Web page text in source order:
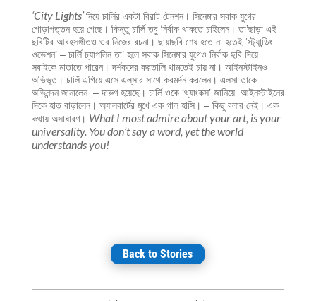
‘City Lights’ নিয়ে চার্লির একটা বিরাট টেনশন। সিনেমার সবাক যুগের
গোড়াপত্তন হয়ে গেছে। কিন্তু চার্লি তবু নির্বাক থাকতে চাইলেন। তা’ছাড়া এই
ছবিটির আবহসঙ্গীতও ওর নিজের রচনা। ছায়াছবি শেষ হতে না হতেই ‘স্ট্যান্ডিং
ওভেশন’ – চার্লি চ্যাপলিন তা’ হলে সবাক সিনেমার যুগেও নির্বাক ছবি দিয়ে
সবাইকে মাতাতে পারেন। দর্শকদের করতালি থামতেই চায় না। আইনস্টাইনও
অভিভূত। চার্লি এগিয়ে এসে এল্‌সার সাথে করমর্দন করলেন। এলসা তাকে
অভিনন্দন জানালেন – দারুণ হয়েছে। চার্লি ওকে ‘থ্যাংকস’ জানিয়ে আইনস্টাইনের
দিকে হাত বাড়ালেন। অ্যালবার্টের মুখে এক গাল হাসি। – কিছু বলার নেই। এক
কথায় অসাধারণ। What I most admire about your art, is your
universality. You don’t say a word, yet the world
understands you!
City Lights’লন্ডনের প্রিমিয়ারের পর আপনাদের ওখানে যাব
এ এক অদ্ভুত সম্পর্ক – আইনস্টাইন বিশ্ববন্দিত বৈজ্ঞানিক – অথচ তিনি ছিলেন
Back to Stories